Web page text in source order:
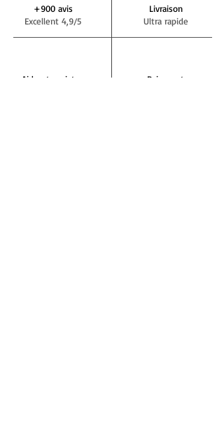
+900 avis
Excellent 4,9/5
Aide et assistance
Livraison
Ultra rapide
Paiement